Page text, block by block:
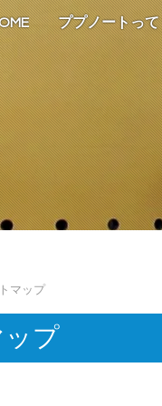
ププノートって
マップ
プ